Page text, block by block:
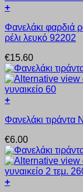
+
το
προϊόν
πολλαπλές
παραλλαγές.
Οι
επιλογές
μπορούν
επιλεγούν
σελίδα
του
προϊόντος
Φανελάκι φαρδιά
ρέλι λευκό 92202
€15.60
+
το
έχει
πολλαπλές
παραλλαγές.
Οι
επιλογές
Φανελάκι τιράντα
€6.00
+